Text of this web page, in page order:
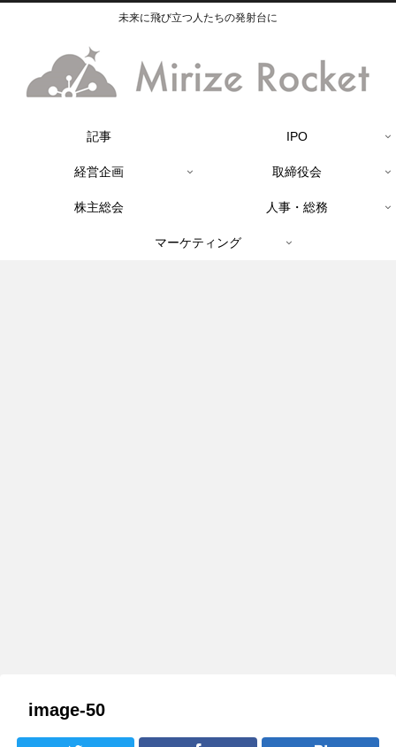
未来に飛び立つ人たちの発射台に
記事 IPO
経営企画 取締役会
株主総会 人事・総務
マーケティング
image-50